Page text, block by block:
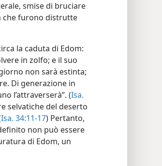
smise di bruciare
che furono distrutte
la caduta di Edom:
in zolfo; e il suo
non sarà estinta;
Di generazione in
l’attraverserà”. (Isa.
selvatiche del deserto
Isa. 34:11-17) Pertanto,
non può essere
di Edom, un